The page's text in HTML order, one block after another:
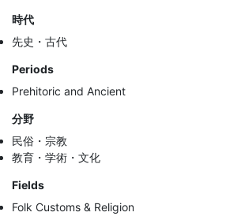
時代
先史・古代
Periods
Prehitoric and Ancient
分野
民俗・宗教
教育・学術・文化
Fields
Folk Customs & Religion